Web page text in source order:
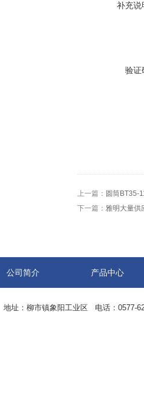
补充说
验证
上一篇： 圆筒BT35-
下一篇： 雅明大量供
公司简介 产品中心
地址：柳市镇象阳工业区 电话：0577-